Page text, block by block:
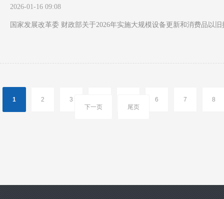
2026-01-16 09:08
国家发展改革委 财政部关于2026年实施大规模设备更新和消费品以
1 2 3 6 7
8
下一页
尾页